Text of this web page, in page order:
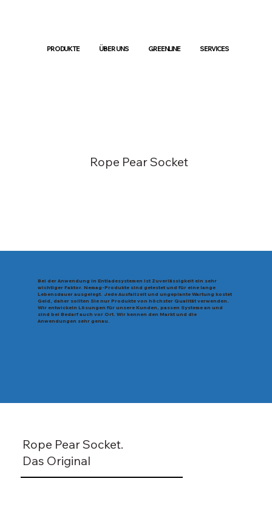
PRODUKTE ÜBER UNS GREENLINE SERVICES
Rope Pear Socket
Bei der Anwendung in Entladesystemen ist Zuverlässigkeit ein sehr
wichtiger Faktor. Nemag-Produkte sind getestet und für eine lange
Lebensdauer ausgelegt. Jede Ausfallzeit und ungeplante Wartung kostet
Geld, daher sollten Sie nur Produkte von höchster Qualität verwenden.
Wir entwickeln Lösungen für unsere Kunden, passen Systeme an und
sind bei Bedarf auch vor Ort. Wir kennen den Markt und die
Anwendungen sehr genau.
Rope Pear Socket.
Das Original